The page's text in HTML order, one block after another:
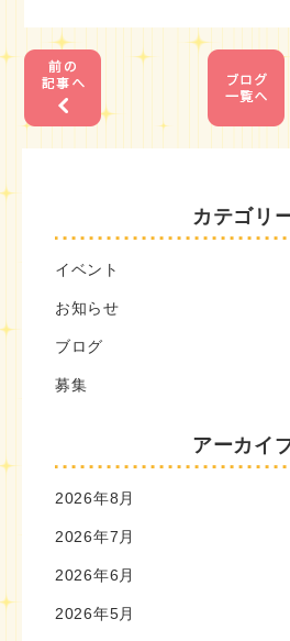
カテゴリ
イベント
お知らせ
ブログ
募集
アーカイ
2026年8月
2026年7月
2026年6月
2026年5月